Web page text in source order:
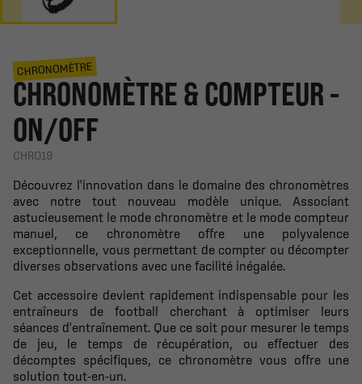
CHRONOMÈTRE
CHRONOMÈTRE & COMPTEUR -
ON/OFF
CHRO19
Découvrez l'innovation dans le domaine des chronomètres
avec notre tout nouveau modèle unique. Associant
astucieusement le mode chronomètre et le mode compteur
manuel, ce chronomètre offre une polyvalence
exceptionnelle, vous permettant de compter ou décompter
diverses observations avec une facilité inégalée.
Cet accessoire devient rapidement indispensable pour les
entraîneurs de football cherchant à optimiser leurs
séances d'entraînement. Que ce soit pour mesurer le temps
de jeu, le temps de récupération, ou effectuer des
décomptes spécifiques, ce chronomètre vous offre une
solution tout-en-un.